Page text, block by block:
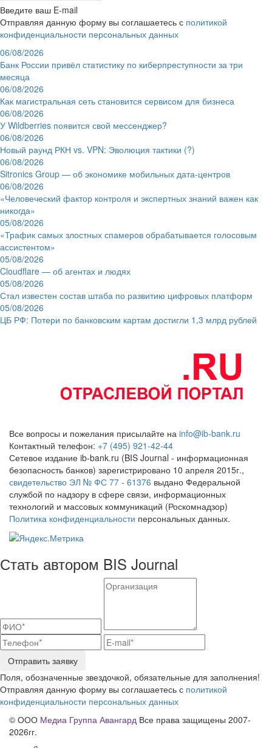
Введите ваш E-mail
Отправляя данную форму вы соглашаетесь с политикой
конфиденциальности персональных данных
06/08/2026
Банк России привёл статистику по киберпреступности за три
месяца
06/08/2026
Как магистральная сеть становится сервисом для бизнеса
06/08/2026
У Wildberries появится свой мессенджер?
06/08/2026
Новый раунд РКН vs. VPN: Эволюция тактики (?)
06/08/2026
Sitronics Group — об экономике мобильных дата-центров
06/08/2026
«Человеческий фактор контроля и экспертных знаний важен как
никогда»
05/08/2026
«Трафик самых злостных спамеров обрабатывается голосовым
ассистентом»
05/08/2026
Cloudflare — об агентах и людях
05/08/2026
Стал известен состав штаба по развитию цифровых платформ
05/08/2026
ЦБ РФ: Потери по банковским картам достигли 1,3 млрд рублей
Все вопросы и пожелания присылайте на info@ib-bank.ru
Контактный телефон: +7 (495) 921-42-44
Сетевое издание ib-bank.ru (BIS Journal - информационная
безопасность банков) зарегистрировано 10 апреля 2015г.,
свидетельство ЭЛ № ФС 77 - 61376 выдано Федеральной
службой по надзору в сфере связи, информационных
технологий и массовых коммуникаций (Роскомнадзор)
Политика конфиденциальности персональных данных.
Стать автором BIS Journal
Отправить заявку
Поля, обозначенные звездочкой, обязательные для заполнения!
Отправляя данную форму вы соглашаетесь с политикой
конфиденциальности персональных данных
© ООО Медиа Группа Авангард Все права защищены 2007-
2026гг.